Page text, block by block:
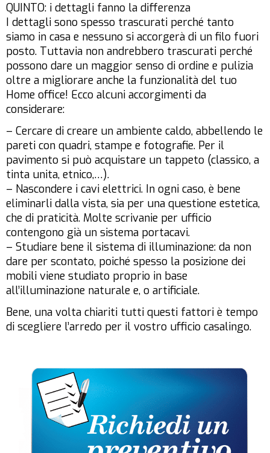
QUINTO: i dettagli fanno la differenza
I dettagli sono spesso trascurati perché tanto
siamo in casa e nessuno si accorgerà di un filo fuori
posto. Tuttavia non andrebbero trascurati perché
possono dare un maggior senso di ordine e pulizia
oltre a migliorare anche la funzionalità del tuo
Home office! Ecco alcuni accorgimenti da
considerare:
– Cercare di creare un ambiente caldo, abbellendo le
pareti con quadri, stampe e fotografie. Per il
pavimento si può acquistare un tappeto (classico, a
tinta unita, etnico,…).
– Nascondere i cavi elettrici. In ogni caso, è bene
eliminarli dalla vista, sia per una questione estetica,
che di praticità. Molte scrivanie per ufficio
contengono già un sistema portacavi.
– Studiare bene il sistema di illuminazione: da non
dare per scontato, poiché spesso la posizione dei
mobili viene studiato proprio in base
all’illuminazione naturale e, o artificiale.
Bene, una volta chiariti tutti questi fattori è tempo
di scegliere l’arredo per il vostro ufficio casalingo.